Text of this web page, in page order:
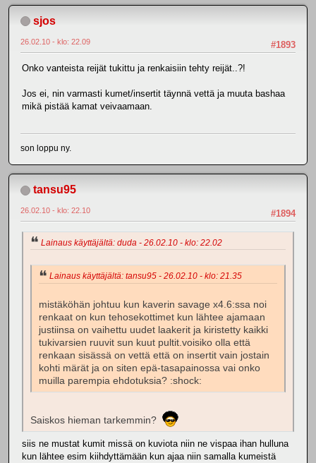
sjos
#1893
26.02.10 - klo: 22.09
Onko vanteista reijät tukittu ja renkaisiin tehty reijät..?!
Jos ei, nin varmasti kumet/insertit täynnä vettä ja muuta bashaa
mikä pistää kamat veivaamaan.
son loppu ny.
tansu95
#1894
26.02.10 - klo: 22.10
Lainaus käyttäjältä: duda - 26.02.10 - klo: 22.02
Lainaus käyttäjältä: tansu95 - 26.02.10 - klo: 21.35
mistäköhän johtuu kun kaverin savage x4.6:ssa noi
renkaat on kun tehosekottimet kun lähtee ajamaan
justiinsa on vaihettu uudet laakerit ja kiristetty kaikki
tukivarsien ruuvit sun kuut pultit.voisiko olla että
renkaan sisässä on vettä että on insertit vain jostain
kohti märät ja on siten epä-tasapainossa vai onko
muilla parempia ehdotuksia? :shock:
Saiskos hieman tarkemmin?
siis ne mustat kumit missä on kuviota niin ne vispaa ihan hulluna
kun lähtee esim kiihdyttämään kun ajaa niin samalla kumeistä